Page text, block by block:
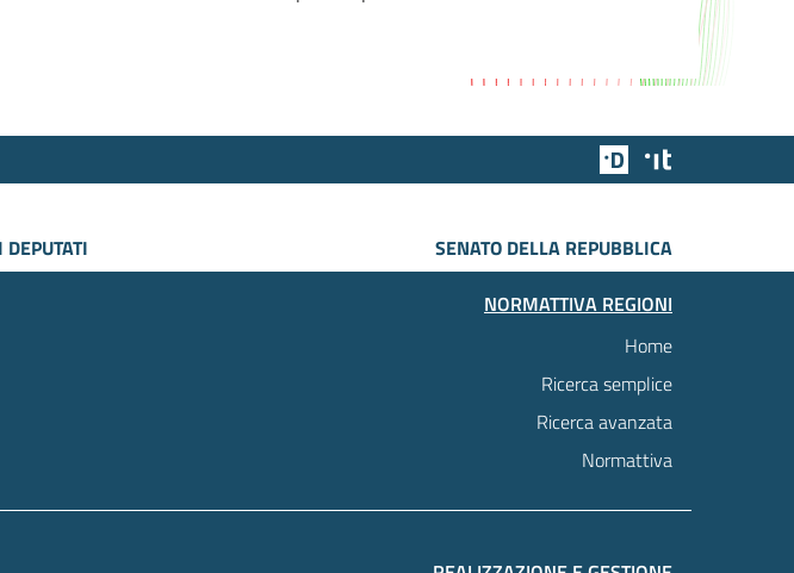
Team Digitale
SENATO DELLA REPUBBLICA
NORMATTIVA REGIONI
Home
Ricerca semplice
Ricerca avanzata
Normattiva